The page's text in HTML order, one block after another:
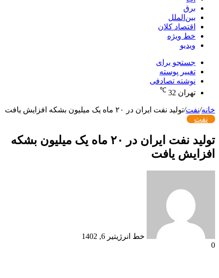
برق
بین‌الملل
اقتصاد کلان
خط ویژه
ویدیو
جستجو برای
تغییر پوسته
نوشته تصادفی
تهران 32
℃
خانه/نفت/تولید نفت ایران در ۲۰ ماه یک میلیون بشکه افزایش یافت
نفت
تولید نفت ایران در ۲۰ ماه یک میلیون بشکه
افزایش یافت
خط انرژیتیر 6, 1402
0